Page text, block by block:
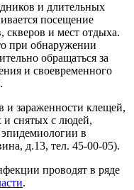
и длительных
посещение
скверов и мест отдыха.
при обнаружении
обращаться за
и своевременного
и зараженности клещей,
снятых с людей,
в
д.13, тел. 45-00-05).
проводят в ряде
.